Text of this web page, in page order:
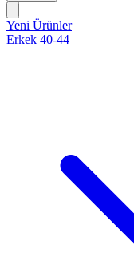
Yeni Ürünler
Erkek 40-44